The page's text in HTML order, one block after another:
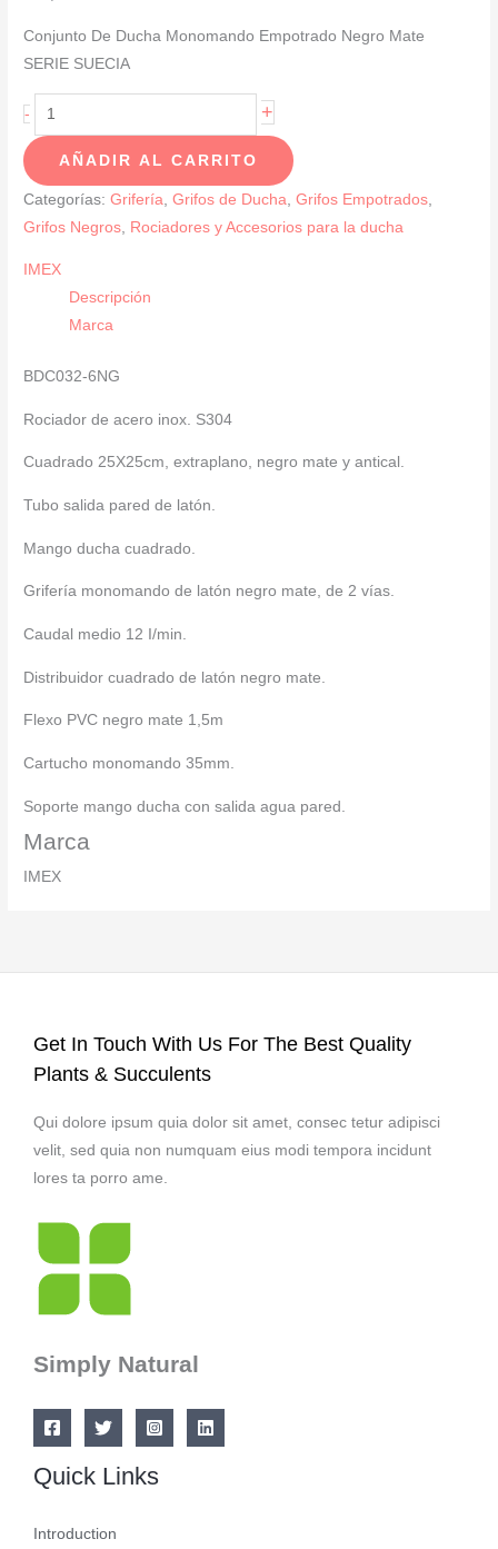
Conjunto De Ducha Monomando Empotrado Negro Mate
SERIE SUECIA
-
Conjunto
De
Ducha
Monomando
Empotrado
Mate
SERIE
SUECIA
+
AÑADIR AL CARRITO
Categorías:Grifería ,Grifos de Ducha ,Grifos Empotrados
Grifos Negros Rociadores y Accesorios para la ducha
IMEX
Descripción
Marca
BDC032-6NG
Rociador de acero inox. S304
Cuadrado 25X25cm, extraplano, negro mate y antical.
Tubo salida pared de latón.
Mango ducha cuadrado.
Grifería monomando de latón negro mate, de 2 vías.
Caudal medio 12 I/min.
Distribuidor cuadrado de latón negro mate.
Flexo PVC negro mate 1,5m
Cartucho monomando 35mm.
Soporte mango ducha con salida agua pared.
Marca
IMEX
Get In Touch With Us For The Best Quality
Plants & Succulents
Qui dolore ipsum quia dolor sit amet, consec tetur adipisci
velit, sed quia non numquam eius modi tempora incidunt
lores ta porro ame.
Simply Natural
Quick Links
Introduction